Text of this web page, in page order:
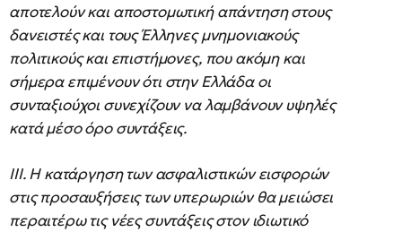
αποτελούν και αποστομωτική απάντηση στους
δανειστές και τους Έλληνες μνημονιακούς
πολιτικούς και επιστήμονες, που ακόμη και
σήμερα επιμένουν ότι στην Ελλάδα οι
συνταξιούχοι συνεχίζουν να λαμβάνουν υψηλές
κατά μέσο όρο συντάξεις.
ΙΙΙ. Η κατάργηση των ασφαλιστικών εισφορών
στις προσαυξήσεις των υπερωριών θα μειώσει
περαιτέρω τις νέες συντάξεις στον ιδιωτικό